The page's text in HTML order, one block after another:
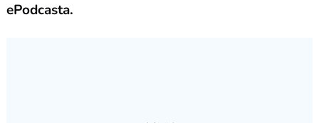
ePodcasta.